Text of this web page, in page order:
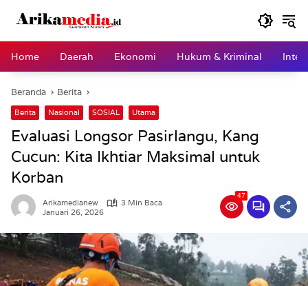
Home
Daerah Ekonomi Hukum & Kriminal
Beranda Berita
Berita Nasional SOSIAL Utama
Evaluasi Longsor Pasirlangu, Kang
Cucun: Kita Ikhtiar Maksimal untuk
Korban
Arikamedianew
3 Min Baca
Januari 26, 2026
47